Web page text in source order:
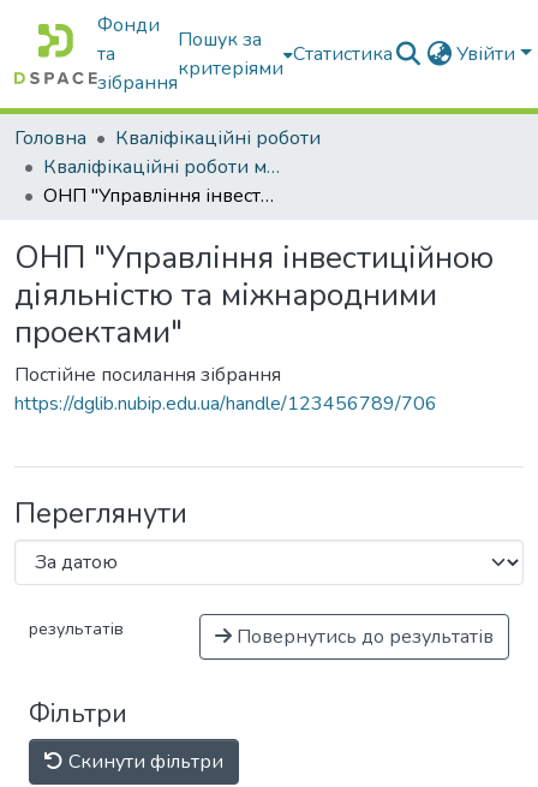
Фонди
та
зібрання
Пошук за
критеріями
Статистика Увійти
Головна
Кваліфікаційні роботи
Кваліфікаційні роботи магістрів
ОНП "Управління інвестиційною діяльністю та міжнародними проектами"
ОНП "Управління інвестиційною
діяльністю та міжнародними
проектами"
Постійне посилання зібрання
https://dglib.nubip.edu.ua/handle/123456789/706
Переглянути
результатів Повернутись до результатів
Фільтри
Скинути фільтри